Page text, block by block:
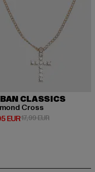
CLASSICS
Cross
EUR Preis: 12,95 EUR
17,99 EURAktionspreis: